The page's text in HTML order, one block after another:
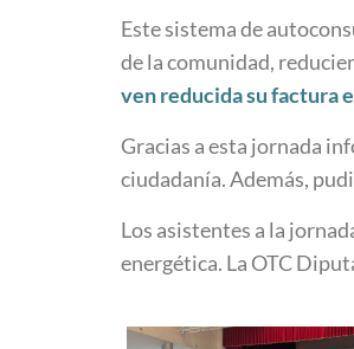
Este sistema de
de la comunidad,
ven reducida su factura
Gracias a esta jornada
ciudadanía. Además,
Los asistentes a la
energética. La OTC